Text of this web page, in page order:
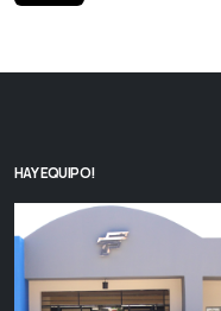
HAY EQUIPO!